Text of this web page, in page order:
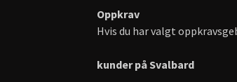
Oppkrav
Hvis du har valgt
kunder på Svalbard